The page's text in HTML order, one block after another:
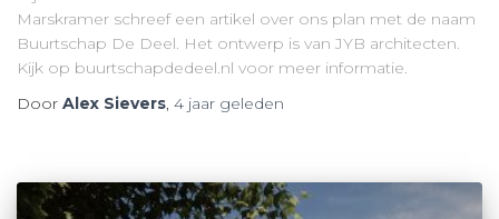
Marskramer schreef een artikel over ons plan met de naam
Buurtschap De Deel. Het ontwerp is van JYB architecten.
Kijk op buurtschapdedeel.nl voor meer informatie.
Door Alex Sievers, 4 jaar geleden